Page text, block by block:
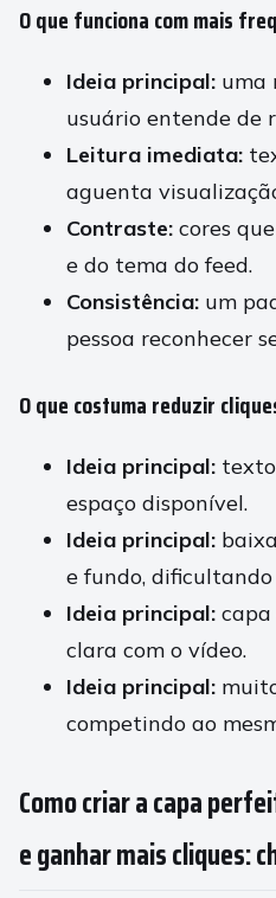
O que funciona com mais
Ideia principal: uma
usuário entende de
Leitura imediata:
aguenta
Contraste: cores
e do tema do feed.
Consistência: um
pessoa reconhecer
O que costuma reduzir
Ideia principal:
espaço disponível.
Ideia principal:
e fundo,
Ideia principal:
clara com o vídeo.
Ideia principal:
competindo ao
Como criar a capa
e ganhar mais cliques: